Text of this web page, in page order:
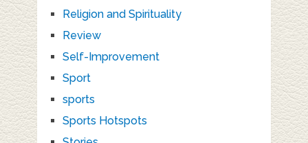
Religion and Spirituality
Review
Self-Improvement
Sport
sports
Sports Hotspots